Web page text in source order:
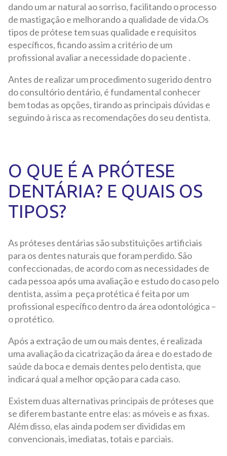
dando um ar natural ao sorriso, facilitando o processo
de mastigação e melhorando a qualidade de vida.Os
tipos de prótese tem suas qualidade e requisitos
específicos, ficando assim a critério de um
profissional avaliar a necessidade do paciente .
Antes de realizar um procedimento sugerido dentro
do consultório dentário, é fundamental conhecer
bem todas as opções, tirando as principais dúvidas e
seguindo à risca as recomendações do seu dentista.
O QUE É A PRÓTESE
DENTÁRIA? E QUAIS OS
TIPOS?
As próteses dentárias são substituições artificiais
para os dentes naturais que foram perdido. São
confeccionadas, de acordo com as necessidades de
cada pessoa após uma avaliação e estudo do caso pelo
dentista, assim a peça protética é feita por um
profissional específico dentro da área odontológica –
o protético.
Após a extração de um ou mais dentes, é realizada
uma avaliação da cicatrização da área e do estado de
saúde da boca e demais dentes pelo dentista, que
indicará qual a melhor opção para cada caso.
Existem duas alternativas principais de próteses que
se diferem bastante entre elas: as móveis e as fixas.
Além disso, elas ainda podem ser divididas em
convencionais, imediatas, totais e parciais.